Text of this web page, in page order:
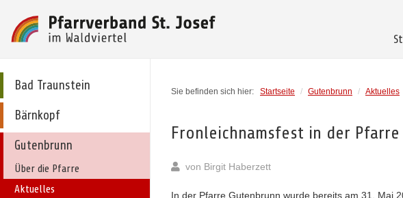
Bad Traunstein
Bärnkopf
Gutenbrunn
Über die Pfarre
Aktuelles
Sie befinden sich hier: Startseite / Gutenbrunn / Aktuelles
Fronleichnamsfest in der Pfarre
von Birgit Haberzett
In der Pfarre Gutenbrunn wurde bereits am 31. Mai